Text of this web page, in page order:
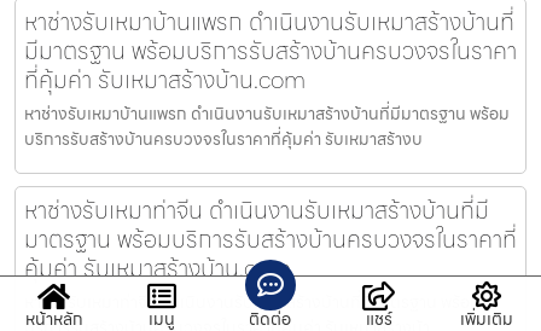
หาช่างรับเหมาบ้านแพรก ดำเนินงานรับเหมาสร้างบ้านที่
มีมาตรฐาน พร้อมบริการรับสร้างบ้านครบวงจรในราคา
ที่คุ้มค่า รับเหมาสร้างบ้าน.com
หาช่างรับเหมาบ้านแพรก ดำเนินงานรับเหมาสร้างบ้านที่มีมาตรฐาน พร้อม
บริการรับสร้างบ้านครบวงจรในราคาที่คุ้มค่า รับเหมาสร้างบ
หาช่างรับเหมาท่าจีน ดำเนินงานรับเหมาสร้างบ้านที่มี
มาตรฐาน พร้อมบริการรับสร้างบ้านครบวงจรในราคาที่
คุ้มค่า รับเหมาสร้างบ้าน.com
หาช่างรับเหมาท่าจีน ดำเนินงานรับเหมาสร้างบ้านที่มีมาตรฐาน พร้อม
หน้าหลัก เมนู ติดต่อ แชร์ เพิ่มเติม